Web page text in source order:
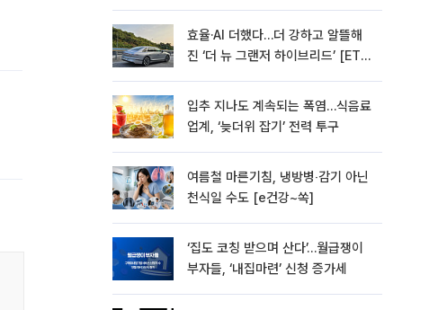
효율·AI 더했다…더 강하고 알뜰해
진 ‘더 뉴 그랜저 하이브리드’ [ET의
입추 지나도 계속되는 폭염…식음료
업계, ‘늦더위 잡기’ 전력 투구
여름철 마른기침, 냉방병‧감기 아닌
천식일 수도 [e건강~쏙]
‘집도 코칭 받으며 산다’…월급쟁이
부자들, ‘내집마련’ 신청 증가세